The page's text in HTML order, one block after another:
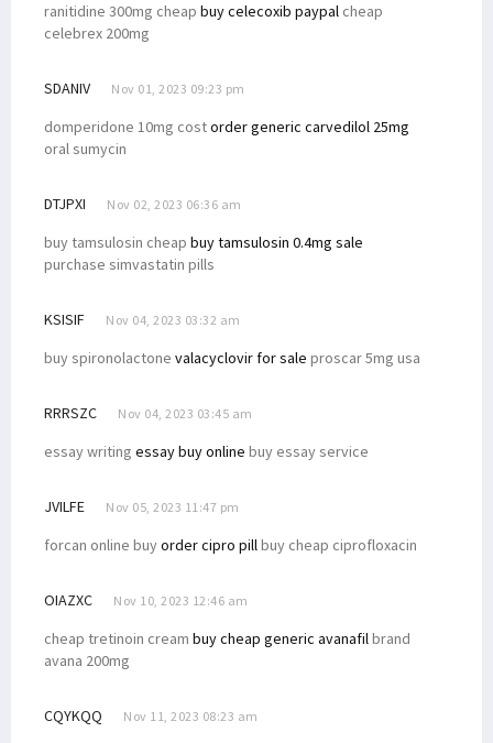
ranitidine 300mg cheap buy celecoxib paypal cheap
celebrex 200mg
SDANIV Nov 01, 2023 09:23 pm
domperidone 10mg costorder generic carvedilol 25mg
oral sumycin
DTJPXI Nov 02, 2023 06:36 am
buy tamsulosin cheap buy tamsulosin 0.4mg sale
purchase simvastatin pills
KSISIF Nov 04, 2023 03:32 am
buy spironolactone valacyclovir for sale proscar 5mg usa
RRRSZC Nov 04, 2023 03:45 am
essay writing essay buy online buy essay service
JVILFE Nov 05, 2023 11:47 pm
forcan online buyorder cipro pillbuy cheap ciprofloxacin
OIAZXC Nov 10, 2023 12:46 am
cheap tretinoin cream buy cheap generic avanafilbrand
avana 200mg
CQYKQQ Nov 11, 2023 08:23 am